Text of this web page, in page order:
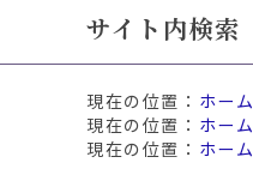
ッ
サイト内検索
現在の位置： ホーム
ホーム
ホーム